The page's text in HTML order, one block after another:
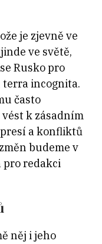
je zjevně ve
ve světě,
Rusko pro
terra incognita.
často
k zásadním
a konfliktů
budeme v
pro redakci
něj i jeho